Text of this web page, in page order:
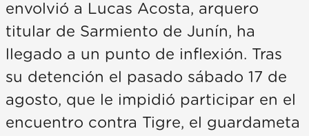
envolvió a Lucas Acosta, arquero
titular de Sarmiento de Junín, ha
llegado a un punto de inflexión. Tras
su detención el pasado sábado 17 de
agosto, que le impidió participar en el
encuentro contra Tigre, el guardameta